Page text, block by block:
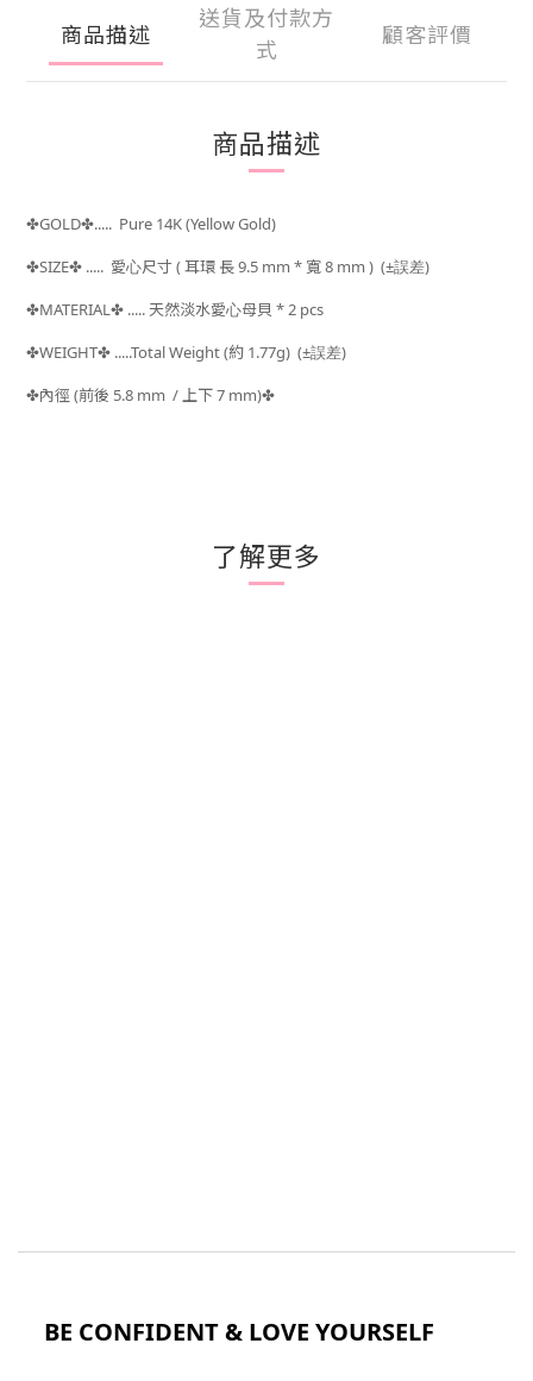
商品描述
送貨及付款方
式
顧客評價
商品描述
✤GOLD✤..... Pure 14K (Yellow Gold)
✤SIZE✤ ..... 愛心尺寸 ( 耳環 長 9.5 mm * 寬 8 mm ) (±誤差)
✤MATERIAL✤ ..... 天然淡水愛心母貝 * 2 pcs
✤WEIGHT✤ .....Total Weight (約 1.77g) (±誤差)
✤內徑 (前後 5.8 mm / 上下 7 mm)✤
了解更多
BE CONFIDENT & LOVE YOURSELF